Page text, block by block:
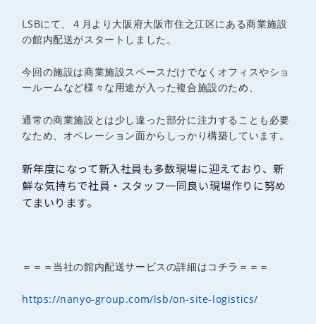
LSBにて、４月より大阪府大阪市住之江区にある商業施設
の館内配送がスタートしました。
今回の施設は商業施設スペースだけでなくオフィスやショ
ールームなど様々な用途が入った複合施設のため、
通常の商業施設とは少し違った部分に注力することも必要
なため、オペレーション面からしっかり構築しています。
新年度になって新入社員も多数現場に迎えており、新
鮮な気持ちで社員・スタッフ一同良い現場作りに努め
てまいります。
＝＝＝当社の館内配送サービスの詳細はコチラ＝＝＝
https://nanyo-group.com/lsb/on-site-logistics/